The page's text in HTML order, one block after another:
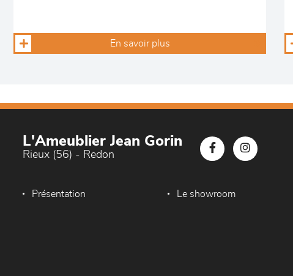
En savoir plus
L'Ameublier Jean Gorin
Rieux (56) - Redon
Présentation Le showroom